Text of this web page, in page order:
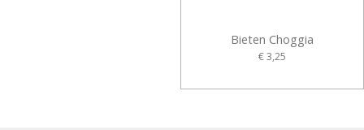
Bieten Choggia
€ 3,25